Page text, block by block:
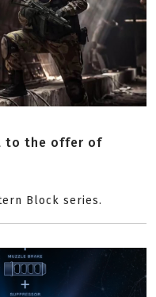
to the offer of
Block series.